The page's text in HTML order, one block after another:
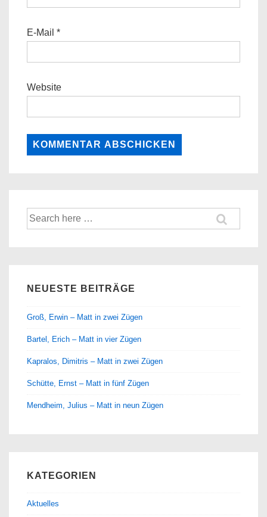
E-Mail *
Website
Suche
nach:
NEUESTE BEITRÄGE
Groß, Erwin – Matt in zwei Zügen
Bartel, Erich – Matt in vier Zügen
Kapralos, Dimitris – Matt in zwei Zügen
Schütte, Ernst – Matt in fünf Zügen
Mendheim, Julius – Matt in neun Zügen
KATEGORIEN
Aktuelles